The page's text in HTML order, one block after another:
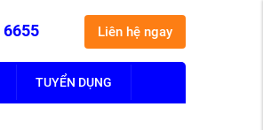
6655 Liên hệ ngay
TUYỂN DỤNG